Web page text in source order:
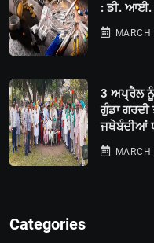
: ਡੀ. ਆਈ.
3 ਅਪ੍ਰੈਲ ਨੂੰ
ਗੁੰਡਾ
ਜਥੇਬੰਦੀਆਂ
Categories